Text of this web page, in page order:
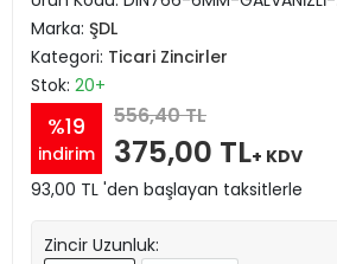
Marka: ŞDL
Kategori: Ticari Zincirler
Stok: 20+
%19
indirim
556,40 TL
375,00 TL+ KDV
93,00 TL 'den başlayan taksitlerle
Zincir Uzunluk: